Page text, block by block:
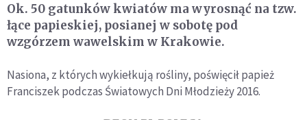
Ok. 50 gatunków kwiatów ma wyrosnąć na tzw.
łące papieskiej, posianej w sobotę pod
wzgórzem wawelskim w Krakowie.
Nasiona, z których wykiełkują rośliny, poświęcił papież
Franciszek podczas Światowych Dni Młodzieży 2016.